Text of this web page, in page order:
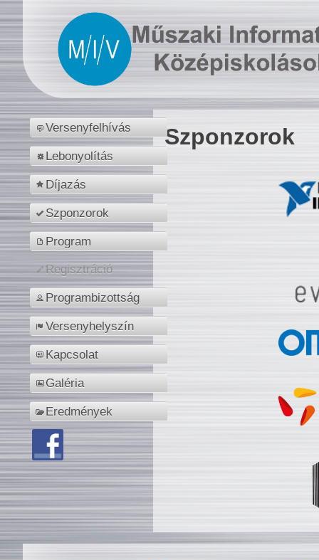
Versenyfelhívás
Lebonyolítás
Díjazás
Szponzorok
Program
Regisztráció
Programbizottság
Versenyhelyszín
Kapcsolat
Galéria
Eredmények
Szponzorok